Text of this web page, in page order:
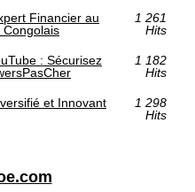
Financier au
Congolais
1 261
Hits
: Sécurisez
1 182
Hits
et Innovant
1 298
Hits